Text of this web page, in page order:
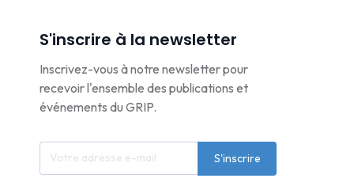
S'inscrire à la newsletter
Inscrivez-vous à notre newsletter pour
recevoir l'ensemble des publications et
événements du GRIP.
S'inscrire